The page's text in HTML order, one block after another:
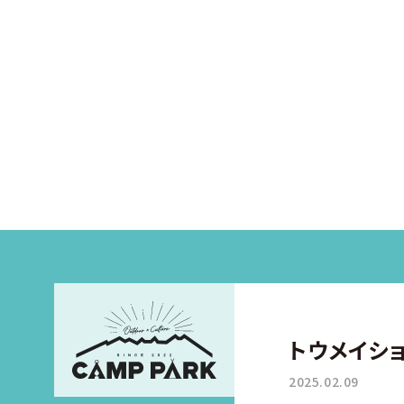
トウメイシ
2025.02.09